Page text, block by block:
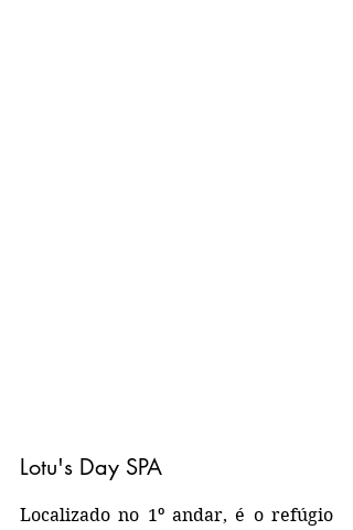
Lotu's Day SPA
Localizado no 1º andar, é o refúgio